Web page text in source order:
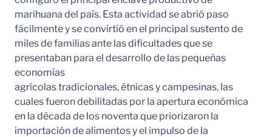
marihuana del país. Esta actividad se abrió paso
fácilmente y se convirtió en el principal sustento de
miles de familias ante las dificultades que se
presentaban para el desarrollo de las pequeñas
economías
agrícolas tradicionales, étnicas y campesinas, las
cuales fueron debilitadas por la apertura económica
en la década de los noventa que priorizaron la
importación de alimentos y el impulso de la